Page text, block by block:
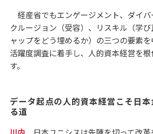
経産省でもエンゲージメント、ダイ
クルージョン（受容）、リスキル（学
ャップをどう埋めるか）の三つの要素
活躍度調査に着手し、人的資本経営を
す。
データ起点の人的資本経営こそ日
る道